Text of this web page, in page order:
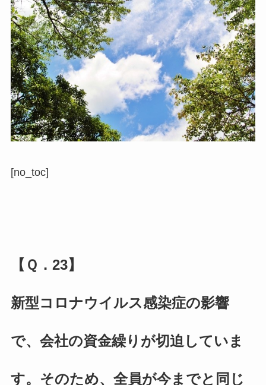
[no_toc]
【Ｑ．23】
新型コロナウイルス感染症の影響
で、会社の資金繰りが切迫していま
す。そのため、全員が今までと同じ